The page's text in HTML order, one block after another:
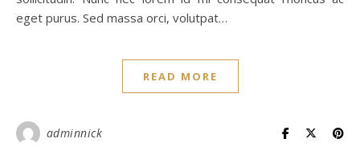
eget purus. Sed massa orci, volutpat…
READ MORE
adminnick